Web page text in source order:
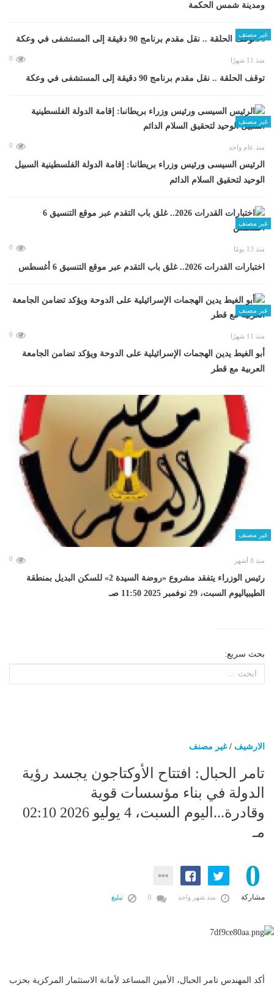
ومدينة شمس الحكمة
غير مصنف
منذ 11 شهرًا 0
توقف الحلقة .. نقل مقدم برنامج 90 دقيقة إلى المستشفى في وعكة
غير مصنف
منذ عام واحد 0
الرئيس السيسى ورئيس وزراء بريطانىا: إقامة الدولة الفلسطينية السبيل
الوحيد لتحقيق السلام الدائم
غير مصنف
منذ 13 يومًا 0
اختبارات القدرات 2026.. غلق باب التقدم عبر موقع التنسيق 6 أغسطس
غير مصنف
منذ 11 شهرًا 0
أبو الغيط يدين الهجمات الإسرائيلية على الدوحة ويؤكد تضامن الجامعة
العربية مع قطر
غير مصنف
منذ 8 أشهر 0
رئيس الوزراء يتفقد مشروع «روضة السيدة 2» للسكن البديل بمنطقة
الطيبياليوم السبت، 29 نوفمبر 2025 11:50 صـ
بحث سريع:
الارشيف /غير مصنف
تامر الحبال: افتتاح الأوكتاجون يجسد رؤية
الدولة في بناء مؤسسات قوية
وقادرة...اليوم السبت، 4 يوليو 2026 02:10
مـ
0
مشاركة منذ شهر واحد تبليغ
أكد المهندس تامر الحبال، الأمين المساعد لأمانة الاستثمار المركزية بحزب